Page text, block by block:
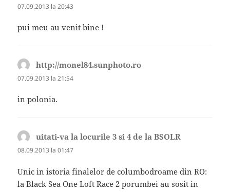
07.09.2013 la 20:43
pui meu au venit bine !
http://monel84.sunphoto.ro
07.09.2013 la 21:54
in polonia.
uitati-va la locurile 3 si 4 de la BSOLR
08.09.2013 la 01:47
Unic in istoria finalelor de columbodroame din RO:
la Black Sea One Loft Race 2 porumbei au sosit in